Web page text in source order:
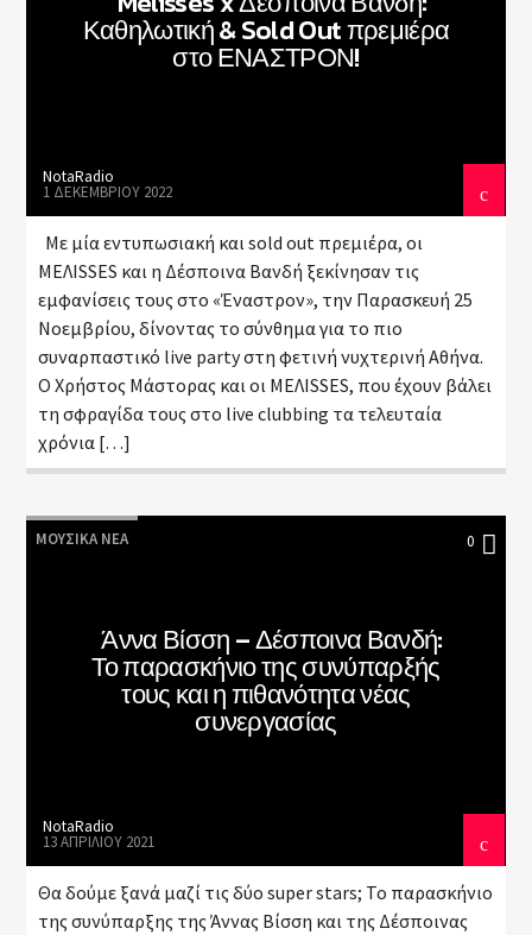
Καθηλωτική & Sold Out πρεμιέρα
στο ΕΝΑΣΤΡΟΝ!
NotaRadio
1 ΔΕΚΕΜΒΡΊΟΥ 2022
Με μία εντυπωσιακή και sold out πρεμιέρα, οι
MΕΛΙSSES και η Δέσποινα Βανδή ξεκίνησαν τις
εμφανίσεις τους στο «Έναστρον», την Παρασκευή 25
Νοεμβρίου, δίνοντας το σύνθημα για το πιο
συναρπαστικό live party στη φετινή νυχτερινή Αθήνα.
Ο Χρήστος Μάστορας και οι ΜΕΛΙSSES, που έχουν βάλει
τη σφραγίδα τους στο live clubbing τα τελευταία
χρόνια […]
ΜΟΥΣΙΚΆ ΝΈΑ 0
Άννα Βίσση – Δέσποινα Βανδή:
Το παρασκήνιο της συνύπαρξής
τους και η πιθανότητα νέας
συνεργασίας
NotaRadio
13 ΑΠΡΙΛΊΟΥ 2021
Θα δούμε ξανά μαζί τις δύο super stars; Το παρασκήνιο
της συνύπαρξης της Άννας Βίσση και της Δέσποινας